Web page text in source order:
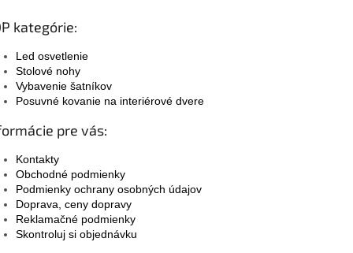
kategórie:
Led osvetlenie
Stolové nohy
Vybavenie šatníkov
Posuvné kovanie na interiérové dvere
pre vás:
Kontakty
Obchodné podmienky
Podmienky ochrany osobných údajov
Doprava, ceny dopravy
Reklamačné podmienky
Skontroluj si objednávku